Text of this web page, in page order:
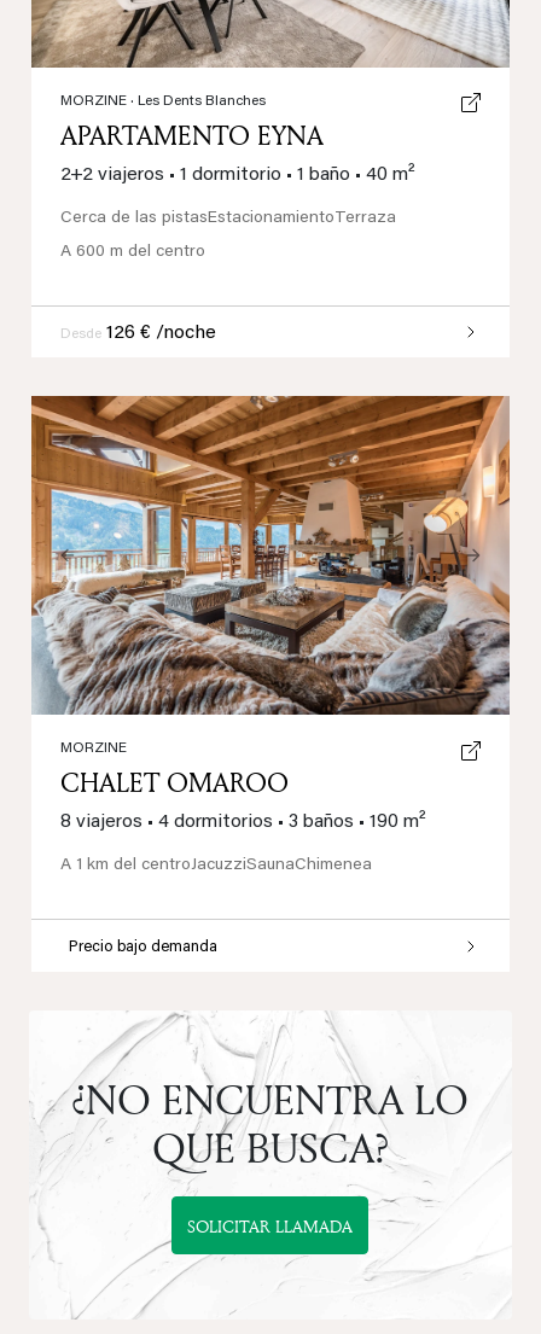
¿NO ENCUENTRA LO
QUE BUSCA?
SOLICITAR LLAMADA
MORZINE · Les Dents Blanches
APARTAMENTO EYNA
2+2 viajeros • 1 dormitorio • 1 baño • 40 m²
Cerca de las pistas EstacionamientoTerraza
A 600 m del centro
Desde 126 € /noche
Previous Next
MORZINE
CHALET OMAROO
8 viajeros • 4 dormitorios • 3 baños • 190 m²
A 1 km del centroJacuzziSaunaChimenea
Precio bajo demanda